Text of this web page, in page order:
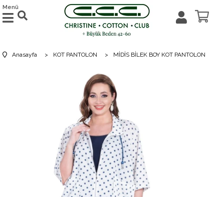
Menü
Anasayfa > KOT PANTOLON > MİDİS BİLEK BOY KOT PANTOLON